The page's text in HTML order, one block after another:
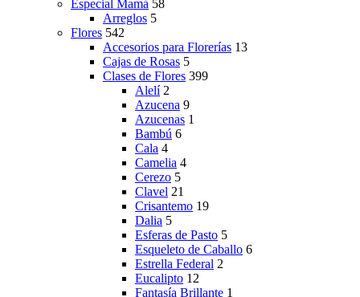
Especial Mamá 58
Arreglos 5
Flores 542
Accesorios para Florerías 13
Cajas de Rosas 5
Clases de Flores 399
Alelí 2
Azucena 9
Azucenas 1
Bambú 6
Cala 4
Camelia 4
Cerezo 5
Clavel 21
Crisantemo 19
Dalia 5
Esferas de Pasto 5
Esqueleto de Caballo 6
Estrella Federal 2
Eucalipto 12
Fantasía Brillante 1